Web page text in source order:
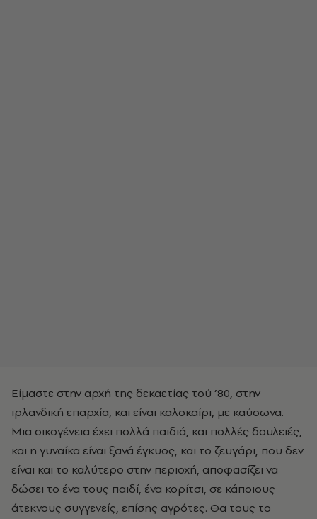
Είμαστε στην αρχή της δεκαετίας τού ’80, στην
ιρλανδική επαρχία, και είναι καλοκαίρι, με καύσωνα.
Μια οικογένεια έχει πολλά παιδιά, και πολλές δουλειές,
και η γυναίκα είναι ξανά έγκυος, και το ζευγάρι, που δεν
είναι και το καλύτερο στην περιοχή, αποφασίζει να
δώσει το ένα τους παιδί, ένα κορίτσι, σε κάποιους
άτεκνους συγγενείς, επίσης αγρότες. Θα τους το